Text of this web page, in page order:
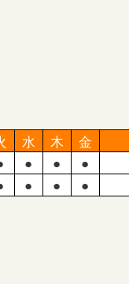
水 木 金
● ● ●
● ● ●